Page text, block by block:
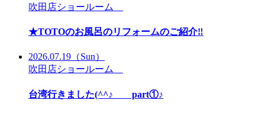
吹田店ショールーム
★TOTOのお風呂のリフォームのご紹介‼
2026.07.19 （Sun）
吹田店ショールーム
台湾行きました(^^♪ part①♪